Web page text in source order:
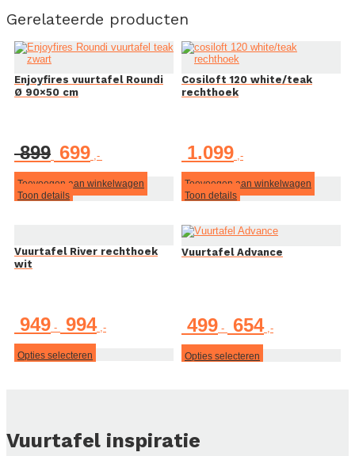
Gerelateerde producten
Enjoyfires vuurtafel Roundi
Ø 90×50 cm
899
Oorspronkelijke
prijs
was:
€ 899.
699prijs
is:
€ 699.
Toevoegen aan winkelwagen
Toon details
Cosiloft 120 white/teak
rechthoek
1.099
Toevoegen aan winkelwagen
Toon details
Vuurtafel River rechthoek
wit
949 - 994€ 949
Opties selecteren
product
kan
gekozen
Vuurtafel Advance
499 - 654€ 499
Opties selecteren
Vuurtafel inspiratie